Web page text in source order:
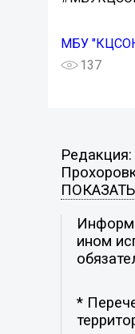
МБУ "КЦСОН
137
ином
*